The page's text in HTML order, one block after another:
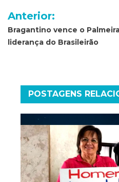
Navegação
de
Post
Anterior:
Bragantino vence o
liderança do Brasileirão
POSTAGENS